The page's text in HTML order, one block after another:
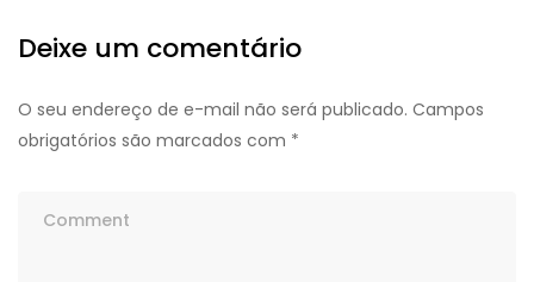
Deixe um comentário
O seu endereço de e-mail não será publicado. Campos
obrigatórios são marcados com *